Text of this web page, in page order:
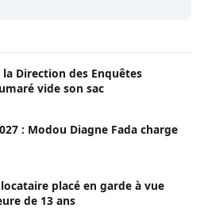
Direction des Enquêtes
vide son sac
: Modou Diagne Fada charge
placé en garde à vue
de 13 ans